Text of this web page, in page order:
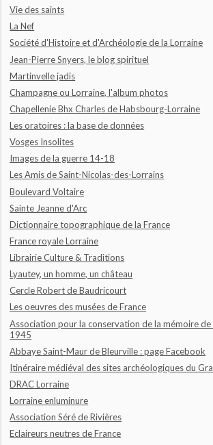
Vie des saints
La Nef
Société d'Histoire et d'Archéologie de la Lorraine
Jean-Pierre Snyers, le blog spirituel
Martinvelle jadis
Champagne ou Lorraine, l'album photos
Chapellenie Bhx Charles de Habsbourg-Lorraine
Les oratoires : la base de données
Vosges Insolites
Images de la guerre 14-18
Les Amis de Saint-Nicolas-des-Lorrains
Boulevard Voltaire
Sainte Jeanne d'Arc
Dictionnaire topographique de la France
France royale Lorraine
Librairie Culture & Traditions
Lyautey, un homme, un château
Cercle Robert de Baudricourt
Les oeuvres des musées de France
Association pour la conservation de la mémoire
1945
Abbaye Saint-Maur de Bleurville : page Facebook
Itinéraire médiéval des sites archéologiques du
DRAC Lorraine
Lorraine enluminure
Association Séré de Rivières
Eclaireurs neutres de France